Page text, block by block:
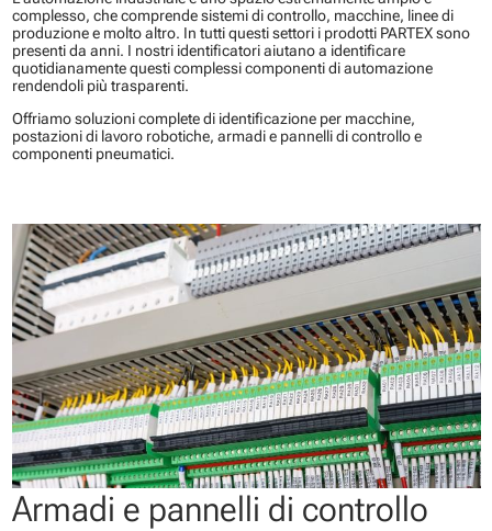
complesso, che comprende sistemi di controllo, macchine, linee di
produzione e molto altro. In tutti questi settori i prodotti PARTEX sono
presenti da anni. I nostri identificatori aiutano a identificare
quotidianamente questi complessi componenti di automazione
rendendoli più trasparenti.
Offriamo soluzioni complete di identificazione per macchine,
postazioni di lavoro robotiche, armadi e pannelli di controllo e
componenti pneumatici.
Armadi e pannelli di controllo